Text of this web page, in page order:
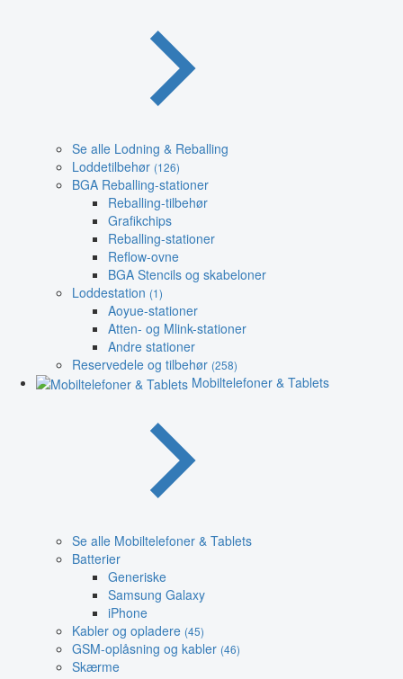
Se alle Lodning & Reballing
Loddetilbehør (126)
BGA Reballing-stationer
Reballing-tilbehør
Grafikchips
Reballing-stationer
Reflow-ovne
BGA Stencils og skabeloner
Loddestation (1)
Aoyue-stationer
Atten- og Mlink-stationer
Andre stationer
Reservedele og tilbehør (258)
Mobiltelefoner & Tablets
Se alle Mobiltelefoner & Tablets
Batterier
Generiske
Samsung Galaxy
iPhone
Kabler og opladere (45)
GSM-oplåsning og kabler (46)
Skærme